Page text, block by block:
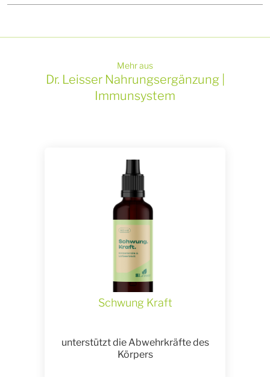
Mehr aus
Dr. Leisser Nahrungsergänzung |
Immunsystem
Schwung Kraft
unterstützt die Abwehrkräfte des
Körpers